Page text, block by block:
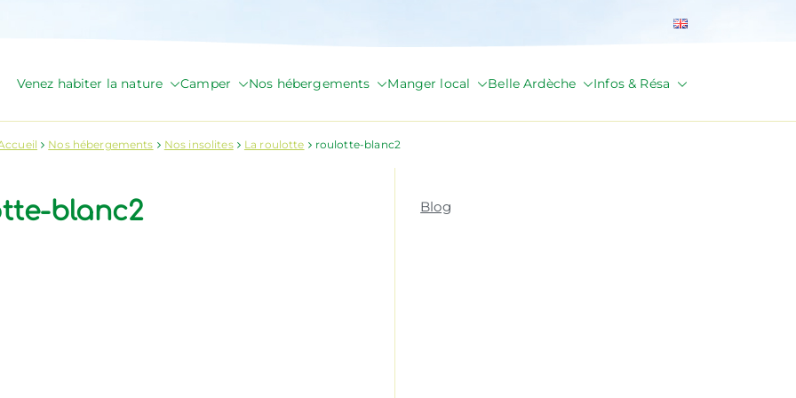
Venez habiter la nature Camper Nos hébergements Manger local Belle Ardèche Infos & Résa
Nos hébergements Nos insolites La roulotte roulotte-blanc2
blanc2 Blog